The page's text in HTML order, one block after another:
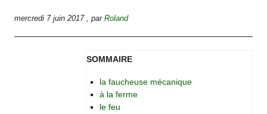
mercredi 7 juin 2017 ,parRoland
SOMMAIRE
la faucheuse mécanique
à la ferme
le feu